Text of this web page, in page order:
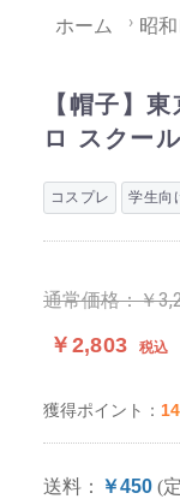
ホーム 昭
【帽子】
ロ スクー
コスプレ 学生向
通常価格：￥
￥2,803 税込
獲得ポイント：
送料： ￥450 (